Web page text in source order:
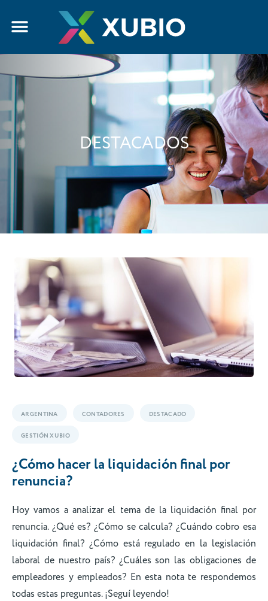
DESTACADOS
ARGENTINA CONTADORES DESTACADO
GESTIÓN XUBIO
¿Cómo hacer la liquidación final por
renuncia?
Hoy vamos a analizar el tema de la liquidación final por
renuncia. ¿Qué es? ¿Cómo se calcula? ¿Cuándo cobro esa
liquidación final? ¿Cómo está regulado en la legislación
laboral de nuestro país? ¿Cuáles son las obligaciones de
empleadores y empleados? En esta nota te respondemos
todas estas preguntas. ¡Seguí leyendo!